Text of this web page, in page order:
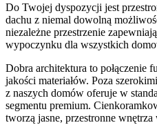
Do Twojej dyspozycji jest
dachu z niemal dowolną
niezależne przestrzenie
wypoczynku dla wszystkich
Dobra architektura to połączenie
jakości materiałów. Poza
z naszych domów oferuje w
segmentu premium.
tworzą jasne, przestronne